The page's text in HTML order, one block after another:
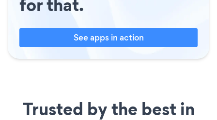
See apps in action
Trusted by the best in